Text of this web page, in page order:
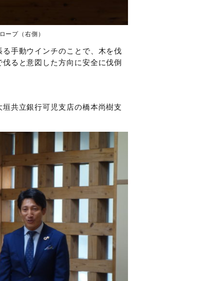
ープ（右側）
手動ウインチのことで、木を伐
ると意図した方向に安全に伐倒
共立銀行可児支店の橋本尚樹支